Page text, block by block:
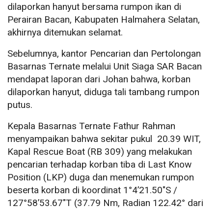
dilaporkan hanyut bersama rumpon ikan di
Perairan Bacan, Kabupaten Halmahera Selatan,
akhirnya ditemukan selamat.
Sebelumnya, kantor Pencarian dan Pertolongan
Basarnas Ternate melalui Unit Siaga SAR Bacan
mendapat laporan dari Johan bahwa, korban
dilaporkan hanyut, diduga tali tambang rumpon
putus.
Kepala Basarnas Ternate Fathur Rahman
menyampaikan bahwa sekitar pukul 20.39 WIT,
Kapal Rescue Boat (RB 309) yang melakukan
pencarian terhadap korban tiba di Last Know
Position (LKP) duga dan menemukan rumpon
beserta korban di koordinat 1°4’21.50″S /
127°58’53.67″T (37.79 Nm, Radian 122.42° dari